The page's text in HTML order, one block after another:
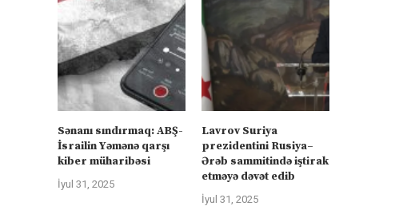
Sənanı sındırmaq: ABŞ-
İsrailin Yəmənə qarşı
kiber müharibəsi
İyul 31, 2025
Lavrov Suriya
prezidentini Rusiya–
Ərəb sammitində iştirak
etməyə dəvət edib
İyul 31, 2025